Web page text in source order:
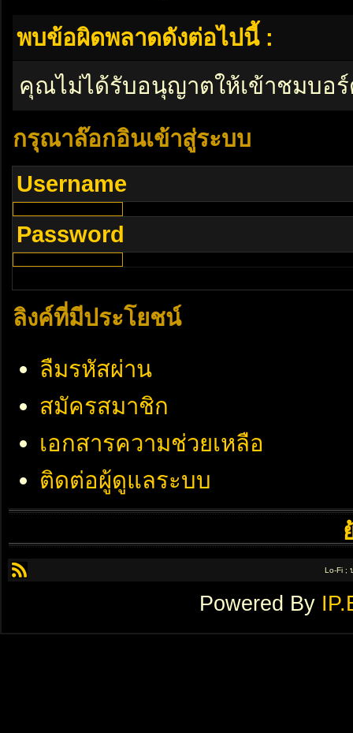
พบข้อผิดพลาดดังต่อไปนี้ :
คุณไม่ได้รับอนุญาตให้เข้าชมบอ
กรุณาล๊อกอินเข้าสู่ระบบ
Username
Password
ลิงค์ที่มีประโยชน์
ลืมรหัสผ่าน
สมัครสมาชิก
เอกสารความช่วยเหลือ
ติดต่อผู้ดูแลระบบ
Lo-Fi ;
Powered By